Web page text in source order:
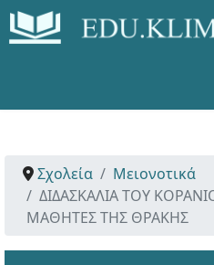
Σχολεία
Μειονοτικά
ΔΙΔΑΣΚΑΛΙΑ ΤΟΥ
ΜΑΘΗΤΕΣ ΤΗΣ ΘΡΑΚΗΣ